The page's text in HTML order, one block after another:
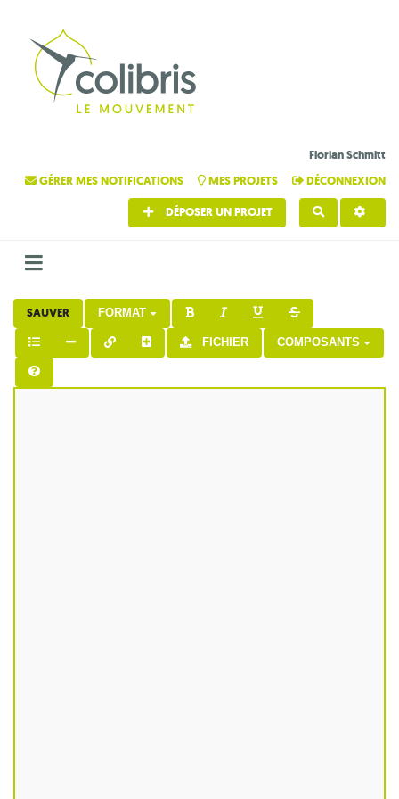
Florian Schmitt
GÉRER MES NOTIFICATIONS
MES PROJETS DÉCONNEXION
DÉPOSER UN PROJET
SAUVER FORMAT
FICHIER COMPOSANTS